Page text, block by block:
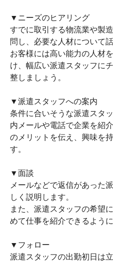
▼ニーズのヒアリング
すでに取引する物流業や製
問し、必要な人材について話
お客様には高い能力の人材
け、幅広い派遣スタッフに
整しましょう。
▼派遣スタッフへの案内
条件に合いそうな派遣スタ
内メールや電話で企業を紹
のメリットを伝え、興味を
す。
▼面談
メールなどで返信があった
しく説明します。
また、派遣スタッフの希望
めて仕事を紹介できるよう
▼フォロー
派遣スタッフの出勤初日は